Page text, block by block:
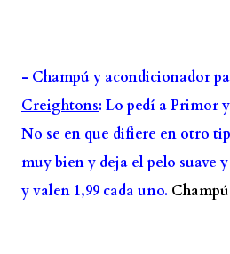
- Champú y acondicionador
Creightons: Lo pedí a Primor
No se en que difiere en otro
muy bien y deja el pelo suave
y valen 1,99 cada uno. Champú